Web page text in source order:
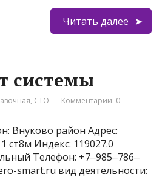
Читать далее
системы
, СТО Комментарии: 0
Внуково район Адрес:
ст8м Индекс: 119027.0
Телефон: +7‒985‒786‒
smart.ru вид деятельности: